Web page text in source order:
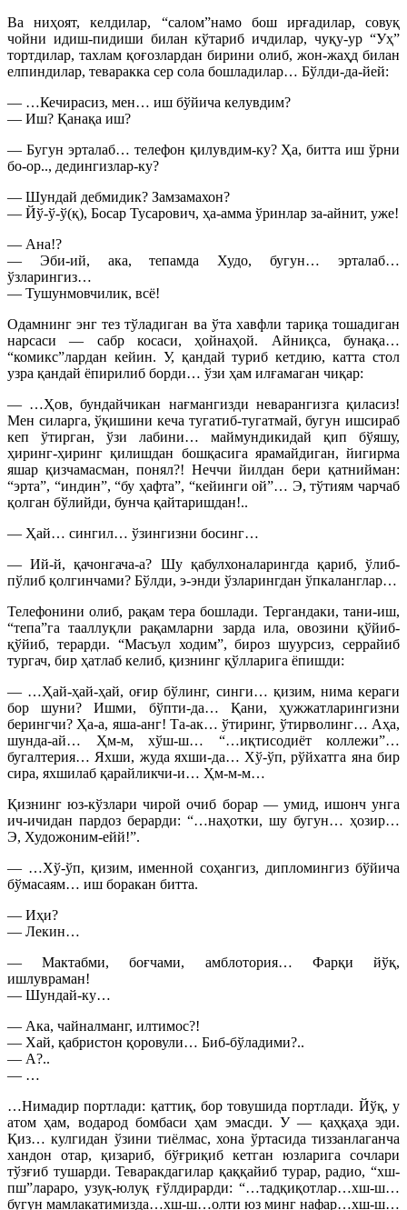
Ва ниҳоят, келдилар, “салом”намо бош ирғадилар, совуқ
чойни идиш-пидиши билан кўтариб ичдилар, чуқу-ур “Уҳ”
тортдилар, тахлам қоғозлардан бирини олиб, жон-жаҳд билан
елпиндилар, теваракка сер сола бошладилар… Бўлди-да-йей:
— …Кечирасиз, мен… иш бўйича келувдим?
— Иш? Қанақа иш?
— Бугун эрталаб… телефон қилувдим-ку? Ҳа, битта иш ўрни
бо-ор.., дедингизлар-ку?
— Шундай дебмидик? Замзамахон?
— Йў-ў-ў(қ), Босар Тусарович, ҳа-амма ўринлар за-айнит, уже!
— Ана!?
— Эби-ий, ака, тепамда Худо, бугун… эрталаб…
ўзларингиз…
— Тушунмовчилик, всё!
Одамнинг энг тез тўладиган ва ўта хавфли тариқа тошадиган
нарсаси — сабр косаси, ҳойнаҳой. Айниқса, бунақа…
“комикс”лардан кейин. У, қандай туриб кетдию, катта стол
узра қандай ёпирилиб борди… ўзи ҳам илғамаган чиқар:
— …Ҳов, бундайчикан нағмангизди неварангизга қиласиз!
Мен силарга, ўқишини кеча тугатиб-тугатмай, бугун ишсираб
кеп ўтирган, ўзи лабини… маймундикидай қип бўяшу,
ҳиринг-ҳиринг қилишдан бошқасига ярамайдиган, йигирма
яшар қизчамасман, понял?! Неччи йилдан бери қатнийман:
“эрта”, “индин”, “бу ҳафта”, “кейинги ой”… Э, тўтиям чарчаб
қолган бўлийди, бунча қайтаришдан!..
— Ҳай… сингил… ўзингизни босинг…
— Ий-й, қачонгача-а? Шу қабулхоналарингда қариб, ўлиб-
пўлиб қолгинчами? Бўлди, э-энди ўзларингдан ўпкаланглар…
Телефонини олиб, рақам тера бошлади. Тергандаки, тани-иш,
“тепа”га тааллуқли рақамларни зарда ила, овозини қўйиб-
қўйиб, терарди. “Масъул ходим”, бироз шуурсиз, серрайиб
тургач, бир ҳатлаб келиб, қизнинг қўлларига ёпишди:
— …Ҳай-ҳай-ҳай, оғир бўлинг, синги… қизим, нима кераги
бор шуни? Ишми, бўпти-да… Қани, ҳужжатларингизни
берингчи? Ҳа-а, яша-анг! Та-ак… ўтиринг, ўтирволинг… Аҳа,
шунда-ай… Ҳм-м, хўш-ш… “…иқтисодиёт коллежи”…
бугалтерия… Яхши, жуда яхши-да… Хў-ўп, рўйхатга яна бир
сира, яхшилаб қарайликчи-и… Ҳм-м-м…
Қизнинг юз-кўзлари чирой очиб борар — умид, ишонч унга
ич-ичидан пардоз берарди: “…наҳотки, шу бугун… ҳозир…
Э, Художоним-ейй!”.
— …Хў-ўп, қизим, именной соҳангиз, дипломингиз бўйича
бўмасаям… иш боракан битта.
— Иҳи?
— Лекин…
— Мактабми, боғчами, амблотория… Фарқи йўқ,
ишлувраман!
— Шундай-ку…
— Ака, чайналманг, илтимос?!
— Хай, қабристон қоровули… Биб-бўладими?..
— А?..
— …
…Нимадир портлади: қаттиқ, бор товушида портлади. Йўқ, у
атом ҳам, водарод бомбаси ҳам эмасди. У — қаҳқаҳа эди.
Қиз… кулгидан ўзини тиёлмас, хона ўртасида тиззанлаганча
хандон отар, қизариб, бўғриқиб кетган юзларига сочлари
тўзғиб тушарди. Теваракдагилар қаққайиб турар, радио, “хш-
пш”лараро, узуқ-юлуқ ғўлдирарди: “…тадқиқотлар…хш-ш…
бугун мамлакатимизда…хш-ш…олти юз минг нафар…хш-ш…